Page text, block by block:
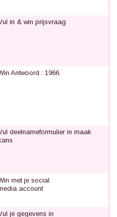
in & win prijsvraag
Antwoord : 1966
deelnameformulier in maak
met je social
account
je gegevens in